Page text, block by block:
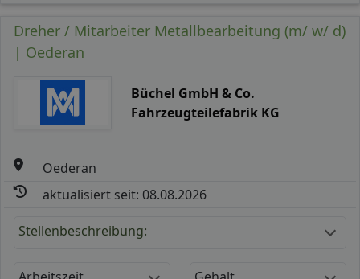
Dreher / Mitarbeiter Metallbearbeitung (m/ w/ d)
| Oederan
Büchel GmbH & Co.
Fahrzeugteilefabrik KG
Oederan
aktualisiert seit: 08.08.2026
Stellenbeschreibung: